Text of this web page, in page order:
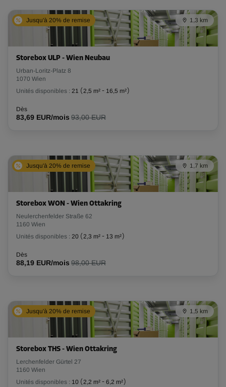
Jusqu'à 20% de remise 1,3 km
Storebox ULP - Wien Neubau
Urban-Loritz-Platz 8
1070 Wien
Unités disponibles : 21 (2,5 m² - 16,5 m²)
Dès
83,69 EUR/mois 93,00 EUR
Jusqu'à 20% de remise 1,7 km
Storebox WON - Wien Ottakring
Neulerchenfelder Straße 62
1160 Wien
Unités disponibles : 20 (2,3 m² - 13 m²)
Dès
88,19 EUR/mois 98,00 EUR
Jusqu'à 20% de remise 1,5 km
Storebox THS - Wien Ottakring
Lerchenfelder Gürtel 27
1160 Wien
Unités disponibles : 10 (2,2 m² - 6,2 m²)